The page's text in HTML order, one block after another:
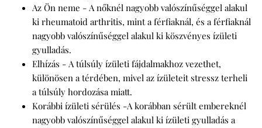
Az Ön neme - A nőknél nagyobb valószínűséggel alakul
ki rheumatoid arthritis, mint a férfiaknál, és a férfiaknál
nagyobb valószínűséggel alakul ki köszvényes ízületi
gyulladás.
Elhízás - A túlsúly ízületi fájdalmakhoz vezethet,
különösen a térdében, mivel az ízületeit stressz terheli
a túlsúly hordozása miatt.
Korábbi ízületi sérülés -A korábban sérült embereknél
nagyobb valószínűséggel alakul ki ízületi gyulladás a